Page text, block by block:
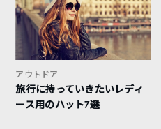
アウトドア
旅行に持っていきたいレディ
ース用のハット7選